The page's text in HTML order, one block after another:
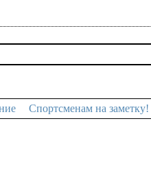
Спортсменам на заметку!